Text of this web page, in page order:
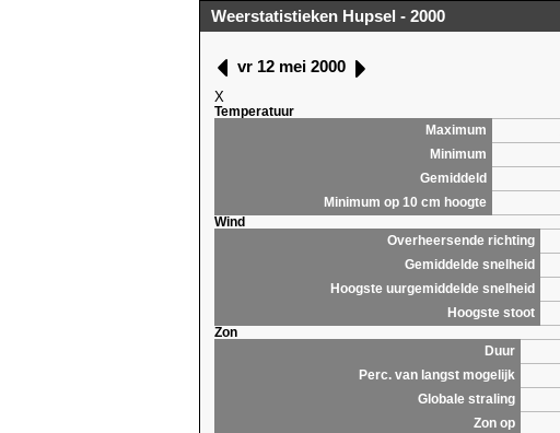
Weerstatistieken Hupsel - 2000
vr 12 mei 2000
X
Temperatuur
Maximum
Minimum
Gemiddeld
Minimum op 10 cm hoogte
Wind
Overheersende richting
Gemiddelde snelheid
Hoogste uurgemiddelde snelheid
Hoogste stoot
Zon
Duur
Perc. van langst mogelijk
Globale straling
Zon op